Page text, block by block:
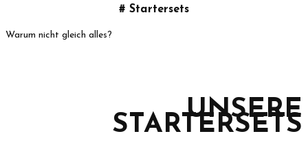
# Startersets
Warum nicht gleich alles?
UNSERE
STARTERSETS